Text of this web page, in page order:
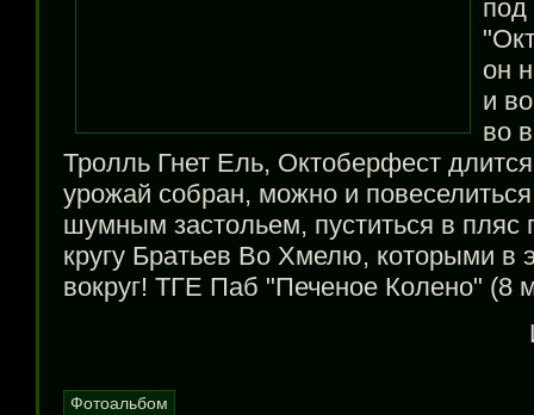
под
он
и
во
Тролль Гнет Ель, Октоберфест
урожай собран, можно и
шумным застольем, пуститься в
кругу Братьев Во Хмелю, которыми в
вокруг! ТГЕ Паб "Печеное Колено" (8
Фотоальбом